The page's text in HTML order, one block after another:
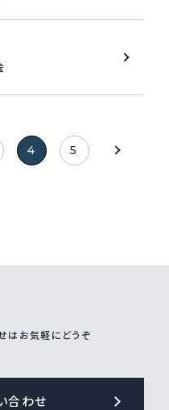
4 5
はお気軽にどうぞ
合わせ